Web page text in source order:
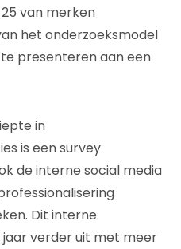
van merken
het onderzoeksmodel
presenteren aan een
in
is een survey
de interne social media
Dit interne
verder uit met meer